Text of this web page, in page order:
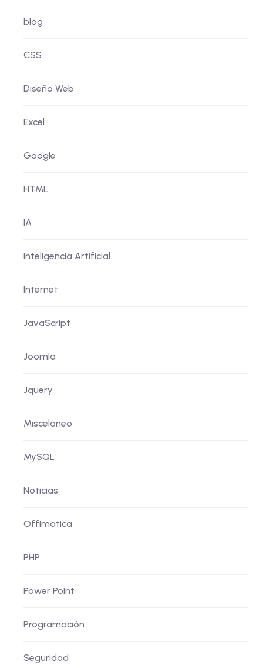
blog
CSS
Diseño Web
Excel
Google
HTML
IA
Inteligencia Artificial
Internet
JavaScript
Joomla
Jquery
Miscelaneo
MySQL
Noticias
Offimatica
PHP
Power Point
Programación
Seguridad